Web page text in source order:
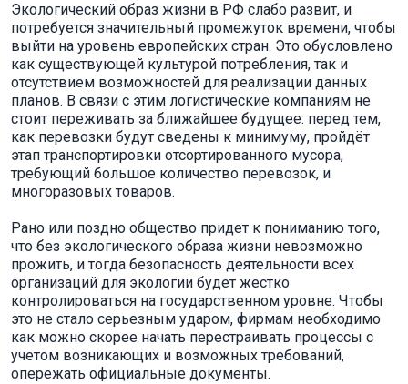
Экологический образ жизни в РФ слабо развит, и
потребуется значительный промежуток времени, чтобы
выйти на уровень европейских стран. Это обусловлено
как существующей культурой потребления, так и
отсутствием возможностей для реализации данных
планов. В связи с этим логистические компаниям не
стоит переживать за ближайшее будущее: перед тем,
как перевозки будут сведены к минимуму, пройдёт
этап транспортировки отсортированного мусора,
требующий большое количество перевозок, и
многоразовых товаров.
Рано или поздно общество придет к пониманию того,
что без экологического образа жизни невозможно
прожить, и тогда безопасность деятельности всех
организаций для экологии будет жестко
контролироваться на государственном уровне. Чтобы
это не стало серьезным ударом, фирмам необходимо
как можно скорее начать перестраивать процессы с
учетом возникающих и возможных требований,
опережать официальные документы.